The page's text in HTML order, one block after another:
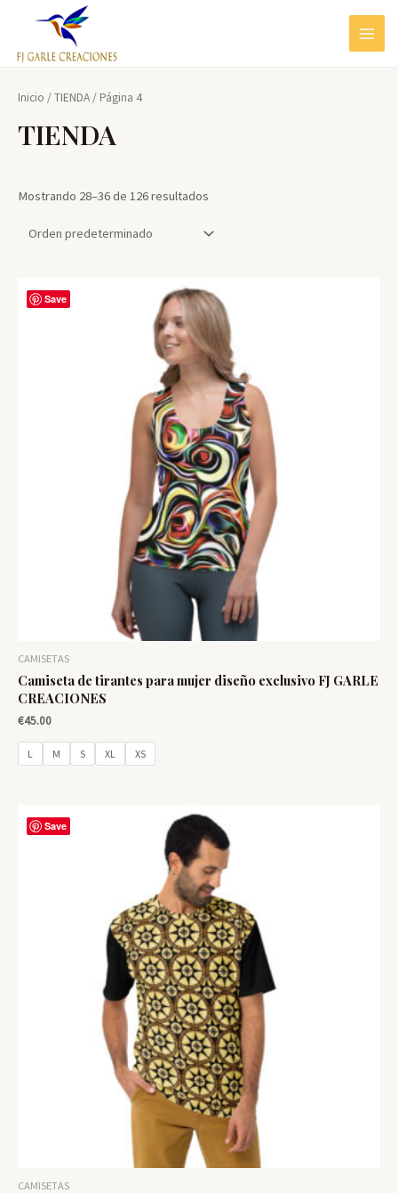
contenido
MAIN
Inicio /TIENDA / Página 4
TIENDA
Mostrando 28–36 de 126 resultados
Save
CAMISETAS
Camiseta de tirantes para mujer diseño exclusivo FJ GARLE
CREACIONES
€45.00
L M S XL XS
Save
CAMISETAS